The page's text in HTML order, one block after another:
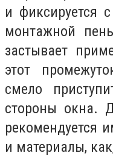
и фиксируется
монтажной
застывает
этот
смело
стороны окна.
рекомендуется
и материалы,